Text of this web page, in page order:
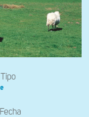
Tipo
Fecha